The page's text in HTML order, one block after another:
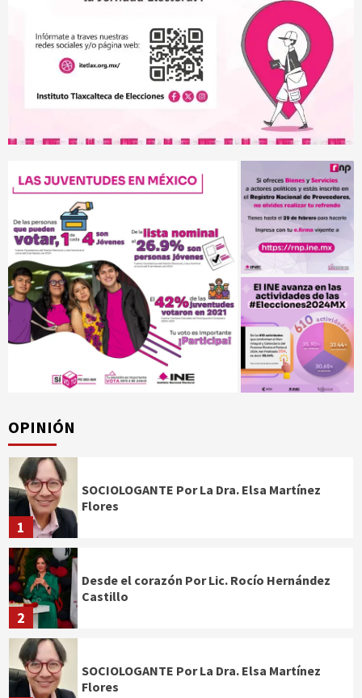
OPINIÓN
1
SOCIOLOGANTE Por La Dra. Elsa Martínez
Flores
2
Desde el corazón Por Lic. Rocío Hernández
Castillo
SOCIOLOGANTE Por La Dra. Elsa Martínez
Flores